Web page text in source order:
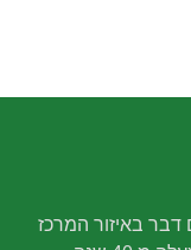
באיזור המרכז